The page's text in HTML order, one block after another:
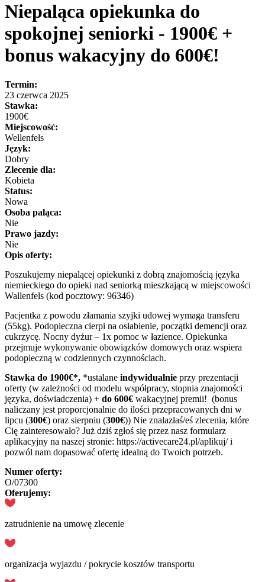
Niepaląca opiekunka do
spokojnej seniorki - 1900€ +
bonus wakacyjny do 600€!
Termin:
23 czerwca 2025
Stawka:
1900€
Miejscowość:
Wellenfels
Język:
Dobry
Zlecenie dla:
Kobieta
Status:
Nowa
Osoba paląca:
Nie
Prawo jazdy:
Nie
Opis oferty:
Poszukujemy niepalącej opiekunki z dobrą znajomością języka
niemieckiego do opieki nad seniorką mieszkającą w miejscowości
Wallenfels (kod pocztowy: 96346)
Pacjentka z powodu złamania szyjki udowej wymaga transferu
(55kg). Podopieczna cierpi na osłabienie, początki demencji oraz
cukrzycę. Nocny dyżur – 1x pomoc w łazience. Opiekunka
przejmuje wykonywanie obowiązków domowych oraz wspiera
podopieczną w codziennych czynnościach.
Stawka do 1900€*, *ustalane indywidualnie przy prezentacji
oferty (w zależności od modelu współpracy, stopnia znajomości
języka, doświadczenia) + do 600€ wakacyjnej premii! (bonus
naliczany jest proporcjonalnie do ilości przepracowanych dni w
lipcu (300€) oraz sierpniu (300€)) Nie znalazłaś/eś zlecenia, które
Cię zainteresowało? Już dziś zgłoś się przez nasz formularz
aplikacyjny na naszej stronie: https://activecare24.pl/aplikuj/ i
pozwól nam dopasować ofertę idealną do Twoich potrzeb.
Numer oferty:
O/07300
Oferujemy:
zatrudnienie na umowę zlecenie
organizacja wyjazdu / pokrycie kosztów transportu